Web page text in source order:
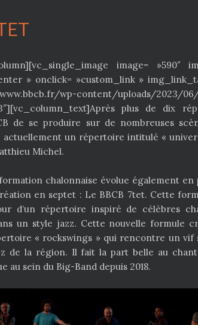
image= »590″
» onclick= »custom_link »
wp-content/uploads/2023/06/
plus de dix
de se produire sur de nombreuses
un répertoire intitulé «
Michel.
chalonnaise évolue également
en septet : Le BBCB 7tet. Cette
d’un répertoire inspiré de célèbres
un style jazz. Cette nouvelle formule
« rockswings » qui rencontre un vif
de la région. Il fait la part belle au
au sein du Big-Band depuis 2018.